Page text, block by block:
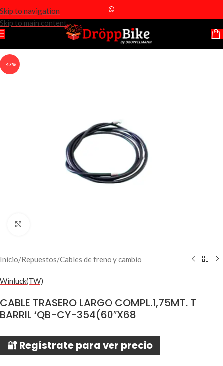
Skip to navigation
Skip to main content
-47%
Inicio/Repuestos/Cables de freno y cambio
Winluck(TW)
CABLE TRASERO LARGO COMPL.1,75MT. T
BARRIL ‘QB-CY-354(60″X68
🔐 Regístrate para ver precio